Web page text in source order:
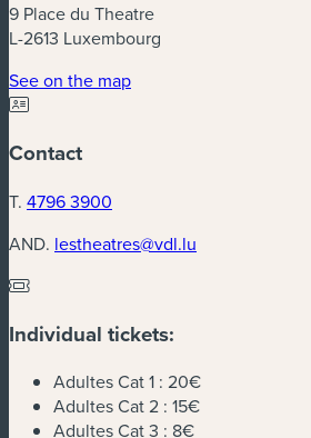
9 Place du Theatre
L-2613 Luxembourg
See on the map(new window)
Contact
T. 4796 3900
AND. lestheatres@vdl.lu
Individual tickets:
Adultes Cat 1 : 20€
Adultes Cat 2 : 15€
Adultes Cat 3 : 8€